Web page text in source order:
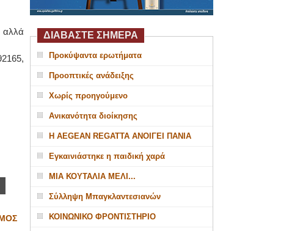
αλλά
ΔΙΑΒΑΣΤΕ ΣΗΜΕΡΑ
Προκύψαντα ερωτήματα
Προοπτικές ανάδειξης
Χωρίς προηγούμενο
Ανικανότητα διοίκησης
Η AEGEAN REGATTA ΑΝΟΙΓΕΙ ΠΑΝΙΑ
Εγκαινιάστηκε η παιδική χαρά
ΜΙΑ ΚΟΥΤΑΛΙΑ ΜΕΛΙ...
Σύλληψη Μπαγκλαντεσιανών
ΚΟΙΝΩΝΙΚΟ ΦΡΟΝΤΙΣΤΗΡΙΟ